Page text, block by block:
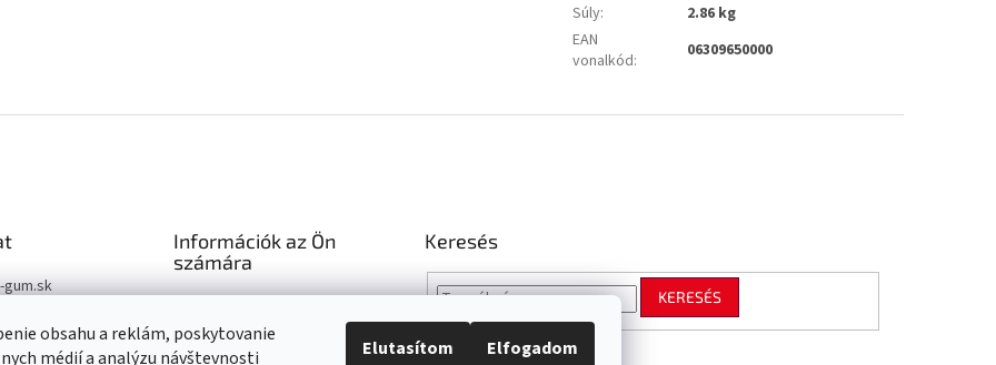
obsahu a reklám, poskytovanie
médií a analýzu návštevnosti
Elutasítom Elfogadom
Súly:
2.86 kg
EAN
vonalkód: 06309650000
gum.sk
509 061
Információk az Ön
számára
Hogyan vásároljunk
Katalógus
Segítség
Keresés
KERESÉS